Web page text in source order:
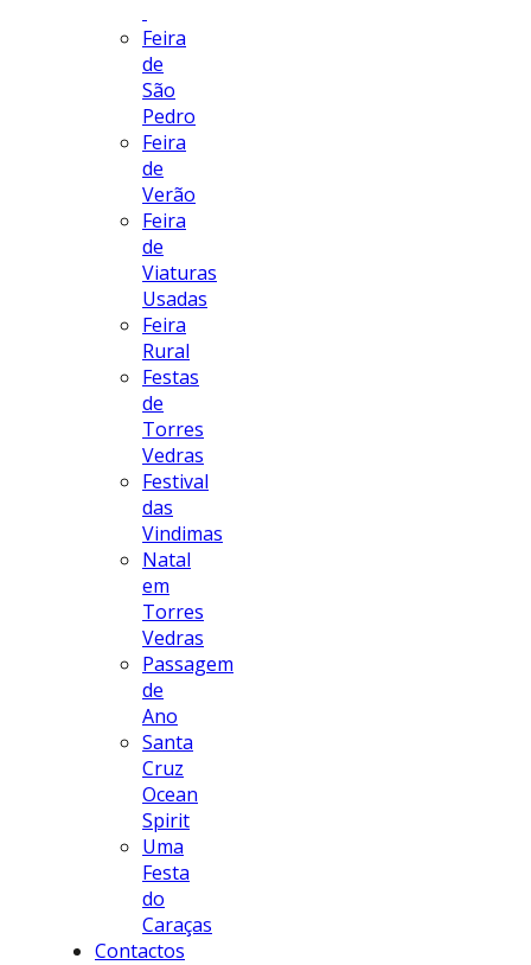
Feira
de
São
Pedro
Feira
de
Verão
Feira
de
Viaturas
Usadas
Feira
Rural
Festas
de
Torres
Vedras
Festival
das
Vindimas
Natal
em
Torres
Vedras
Passagem
de
Ano
Santa
Cruz
Ocean
Spirit
Uma
Festa
do
Caraças
Contactos